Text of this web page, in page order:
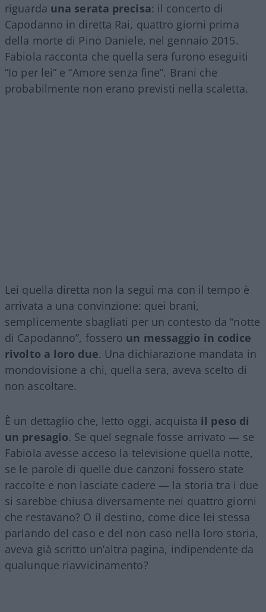
riguarda una serata precisa: il concerto di
Capodanno in diretta Rai, quattro giorni prima
della morte di Pino Daniele, nel gennaio 2015.
Fabiola racconta che quella sera furono eseguiti
“Io per lei” e “Amore senza fine”. Brani che
probabilmente non erano previsti nella scaletta.
Lei quella diretta non la seguì ma con il tempo è
arrivata a una convinzione: quei brani,
semplicemente sbagliati per un contesto da “notte
di Capodanno”, fossero un messaggio in codice
rivolto a loro due. Una dichiarazione mandata in
mondovisione a chi, quella sera, aveva scelto di
non ascoltare.
È un dettaglio che, letto oggi, acquista il peso di
un presagio. Se quel segnale fosse arrivato — se
Fabiola avesse acceso la televisione quella notte,
se le parole di quelle due canzoni fossero state
raccolte e non lasciate cadere — la storia tra i due
si sarebbe chiusa diversamente nei quattro giorni
che restavano? O il destino, come dice lei stessa
parlando del caso e del non caso nella loro storia,
aveva già scritto un’altra pagina, indipendente da
qualunque riavvicinamento?